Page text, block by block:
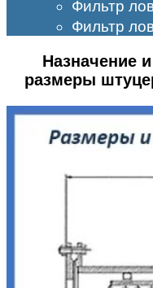
Фильтр
Фильтр
Назначение
размеры